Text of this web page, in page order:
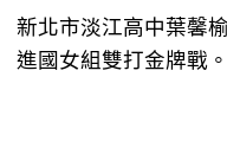
新北市淡江高中葉馨
進國女組雙打金牌戰